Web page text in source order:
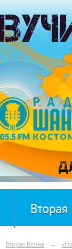
Вторая Волна →